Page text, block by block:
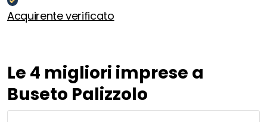
Acquirente verificato
Le 4 migliori imprese a
Buseto Palizzolo